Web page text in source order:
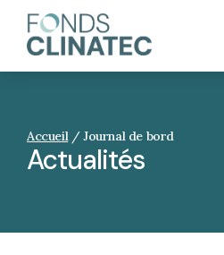
Accueil / Journal de bord
Actualités